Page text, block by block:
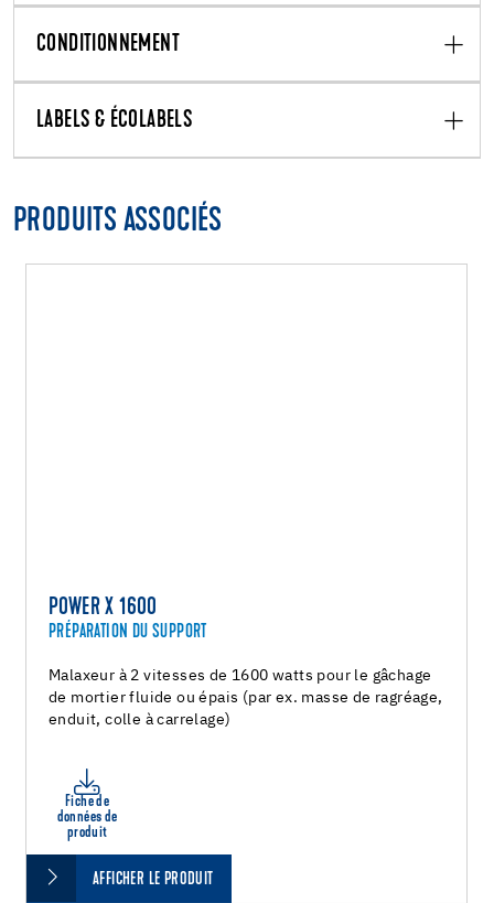
CONDITIONNEMENT
LABELS & ÉCOLABELS
PRODUITS ASSOCIÉS
POWER X 1600
PRÉPARATION DU SUPPORT
Malaxeur à 2 vitesses de 1600 watts pour le gâchage
de mortier fluide ou épais (par ex. masse de ragréage,
enduit, colle à carrelage)
Fiche de
données de
produit
AFFICHER LE PRODUIT